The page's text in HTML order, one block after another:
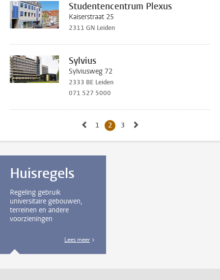
Studentencentrum Plexus
Kaiserstraat 25
2311 GN Leiden
Sylvius
Sylviusweg 72
2333 BE Leiden
071 527 5000
Naar vorige pagina, pagina 1
Naar pagina
1 Huidige pagina, pagina
2 Naar pagina
3
Huisregels
Regeling gebruik
universitaire gebouwen,
terreinen en andere
voorzieningen
Lees meer